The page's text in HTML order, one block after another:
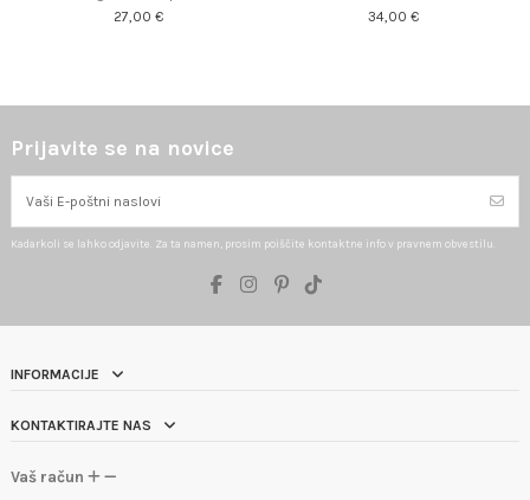
27,00 €
34,00 €
Prijavite se na novice
Kadarkoli se lahko odjavite. Za ta namen, prosim poiščite kontaktne info v pravnem obvestilu.
INFORMACIJE
KONTAKTIRAJTE NAS
Vaš račun